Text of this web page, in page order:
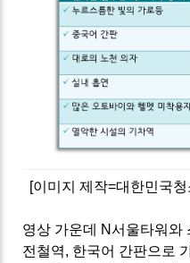
[이미지 제작=대한민국
영상 가운데 N서울타워와
전철역, 한국어 간판으로